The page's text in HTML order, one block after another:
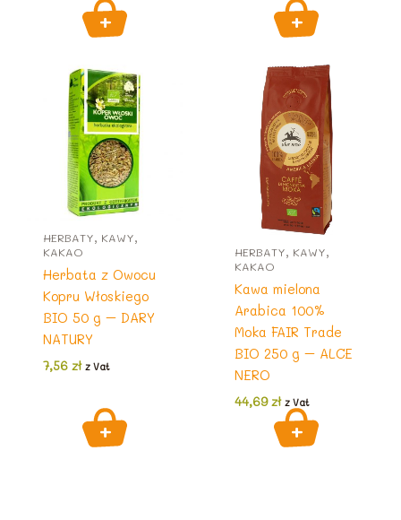
HERBATY, KAWY,
KAKAO
Herbata z Owocu
Kopru Włoskiego
BIO 50 g – DARY
NATURY
7,56 zł z Vat
HERBATY, KAWY,
KAKAO
Kawa mielona
Arabica 100%
Moka FAIR Trade
BIO 250 g – ALCE
NERO
44,69zł z Vat